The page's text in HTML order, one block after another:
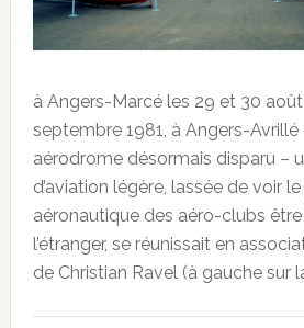
à Angers-Marcé les 29 et 30
septembre 1981, à Angers-Avrillé
aérodrome désormais disparu –
d’aviation légère, lassée de voir
aéronautique des aéro-clubs
l’étranger, se réunissait en
de Christian Ravel (à gauche sur